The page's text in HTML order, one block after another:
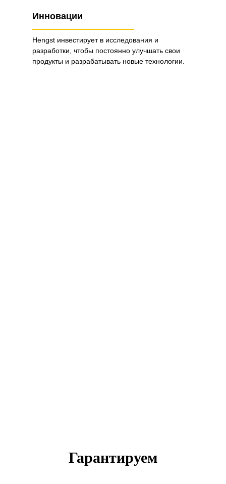
Инновации
Hengst инвестирует в исследования и
разработки, чтобы постоянно улучшать свои
продукты и разрабатывать новые технологии.
Гарантируем